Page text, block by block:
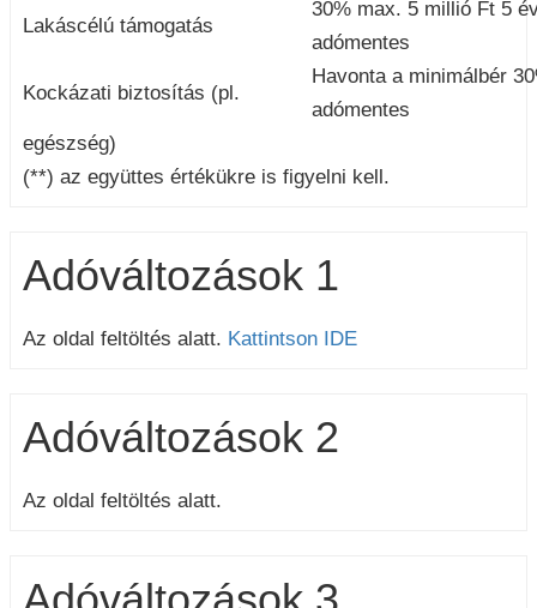
Lakáscélú támogatás
30% max. 5 millió Ft 5
adómentes
Kockázati biztosítás (pl.
Havonta a minimálbér
adómentes
egészség)
(**) az együttes értékükre is figyelni kell.
Adóváltozások 1
Az oldal feltöltés alatt. Kattintson IDE
Adóváltozások 2
Az oldal feltöltés alatt.